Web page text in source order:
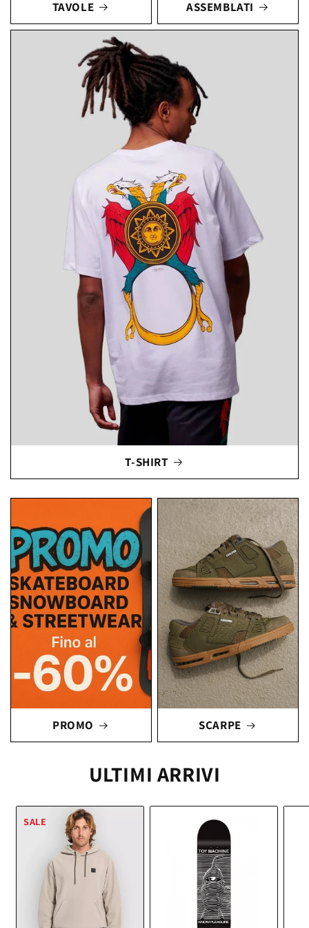
TAVOLE ASSEMBLATI
T-SHIRT
PROMO SCARPE
ULTIMI ARRIVI
SALE